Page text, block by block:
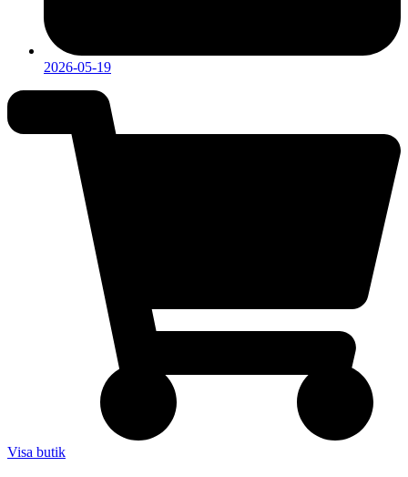
2026-05-19
Visa butik